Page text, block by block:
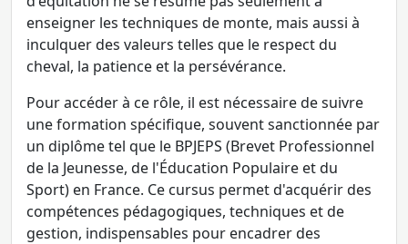
enseigner les techniques de monte, mais aussi à
inculquer des valeurs telles que le respect du
cheval, la patience et la persévérance.
Pour accéder à ce rôle, il est nécessaire de suivre
une formation spécifique, souvent sanctionnée par
un diplôme tel que le BPJEPS (Brevet Professionnel
de la Jeunesse, de l'Éducation Populaire et du
Sport) en France. Ce cursus permet d'acquérir des
compétences pédagogiques, techniques et de
gestion, indispensables pour encadrer des